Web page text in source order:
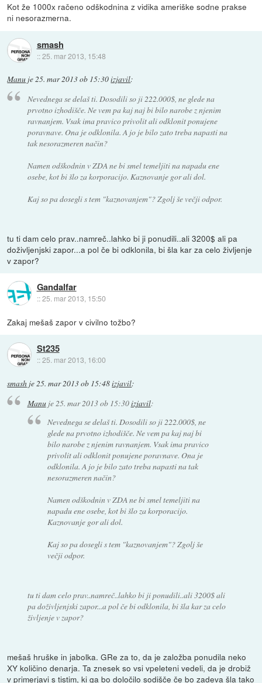
Kot že 1000x račeno odškodnina z vidika ameriške sodne prakse
ni nesorazmerna.
smash
::25. mar 2013, 15:48
Manu je25. mar 2013 ob 15:30izjavil:
Nevednega se delaš ti. Dosodili so ji 222.000$, ne glede na
prvotno izhodišče. Ne vem pa kaj naj bi bilo narobe z njenim
ravnanjem. Vsak ima pravico privolit ali odklonit ponujene
poravnave. Ona je odklonila. A jo je bilo zato treba napasti na
tak nesorazmeren način?
Namen odškodnin v ZDA ne bi smel temeljiti na napadu ene
osebe, kot bi šlo za korporacijo. Kaznovanje gor ali dol.
Kaj so pa dosegli s tem "kaznovanjem"? Zgolj še večji odpor.
tu ti dam celo prav..namreč..lahko bi ji ponudili..ali 3200$ ali pa
doživljenjski zapor...a pol če bi odklonila, bi šla kar za celo življenje
v zapor?
Gandalfar
::25. mar 2013, 15:50
Zakaj mešaš zapor v civilno tožbo?
St235
::25. mar 2013, 16:00
smash je25. mar 2013 ob 15:48izjavil:
Manuje 25. mar 2013 ob 15:30izjavil:
Nevednega se delaš ti. Dosodili so ji 222.000$, ne
glede na prvotno izhodišče. Ne vem pa kaj naj bi
bilo narobe z njenim ravnanjem. Vsak ima pravico
privolit ali odklonit ponujene poravnave. Ona je
odklonila. A jo je bilo zato treba napasti na tak
nesorazmeren način?
Namen odškodnin v ZDA ne bi smel temeljiti na
napadu ene osebe, kot bi šlo za korporacijo.
Kaznovanje gor ali dol.
Kaj so pa dosegli s tem "kaznovanjem"? Zgolj še
večji odpor.
tu ti dam celo prav..namreč..lahko bi ji ponudili..ali 3200$ ali
pa doživljenjski zapor...a pol če bi odklonila, bi šla kar za celo
življenje v zapor?
mešaš hruške in jabolka. GRe za to, da je založba ponudila neko
XY količino denarja. Ta znesek so vsi vpeleteni vedeli, da je drobiž
v primerjavi s tistim, ki ga bo določilo sodišče če bo zadeva šla tako